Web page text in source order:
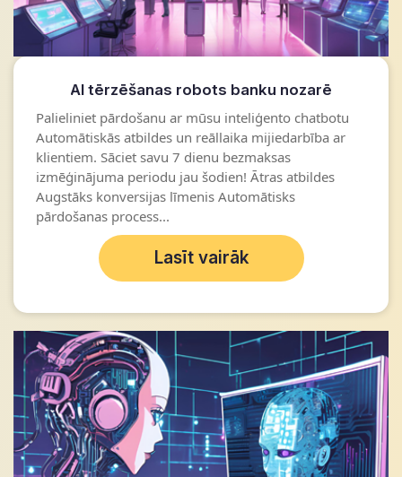
AI tērzēšanas robots banku nozarē
Palieliniet pārdošanu ar mūsu inteliģento chatbotu
Automātiskās atbildes un reāllaika mijiedarbība ar
klientiem. Sāciet savu 7 dienu bezmaksas
izmēģinājuma periodu jau šodien! Ātras atbildes
Augstāks konversijas līmenis Automātisks
pārdošanas process...
Lasīt vairāk